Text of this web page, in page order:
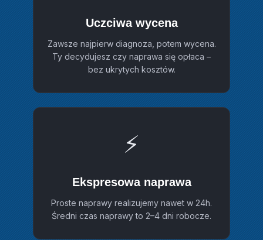
Uczciwa wycena
Zawsze najpierw diagnoza, potem wycena.
Ty decydujesz czy naprawa się opłaca –
bez ukrytych kosztów.
⚡
Ekspresowa naprawa
Proste naprawy realizujemy nawet w 24h.
Średni czas naprawy to 2–4 dni robocze.